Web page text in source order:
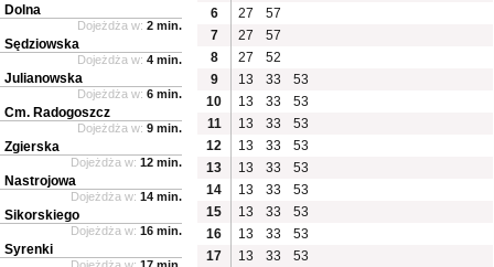
6
27
57
7
27
57
8
27
52
9
13 33
53
10
13 33
53
11
13 33
53
12
13 33
53
13
13 33
53
14
13 33
53
15
13 33
53
16
13 33
53
17
13 33 53
Dolna
Dojeżdża w: 2 min.
Sędziowska
Dojeżdża w: 4 min.
Julianowska
Dojeżdża w: 6 min.
Cm. Radogoszcz
Dojeżdża w: 9 min.
Zgierska
Dojeżdża w: 12 min.
Nastrojowa
Dojeżdża w: 14 min.
Sikorskiego
Dojeżdża w: 16 min.
Syrenki